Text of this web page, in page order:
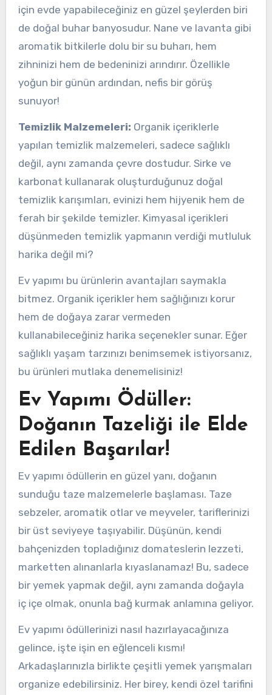
için evde yapabileceğiniz en güzel şeylerden biri
de doğal buhar banyosudur. Nane ve lavanta gibi
aromatik bitkilerle dolu bir su buharı, hem
zihninizi hem de bedeninizi arındırır. Özellikle
yoğun bir günün ardından, nefis bir görüş
sunuyor!
Temizlik Malzemeleri: Organik içeriklerle
yapılan temizlik malzemeleri, sadece sağlıklı
değil, aynı zamanda çevre dostudur. Sirke ve
karbonat kullanarak oluşturduğunuz doğal
temizlik karışımları, evinizi hem hijyenik hem de
ferah bir şekilde temizler. Kimyasal içerikleri
düşünmeden temizlik yapmanın verdiği mutluluk
harika değil mi?
Ev yapımı bu ürünlerin avantajları saymakla
bitmez. Organik içerikler hem sağlığınızı korur
hem de doğaya zarar vermeden
kullanabileceğiniz harika seçenekler sunar. Eğer
sağlıklı yaşam tarzınızı benimsemek istiyorsanız,
bu ürünleri mutlaka denemelisiniz!
Ev Yapımı Ödüller:
Doğanın Tazeliği ile Elde
Edilen Başarılar!
Ev yapımı ödüllerin en güzel yanı, doğanın
sunduğu taze malzemelerle başlaması. Taze
sebzeler, aromatik otlar ve meyveler, tariflerinizi
bir üst seviyeye taşıyabilir. Düşünün, kendi
bahçenizden topladığınız domateslerin lezzeti,
marketten alınanlarla kıyaslanamaz! Bu, sadece
bir yemek yapmak değil, aynı zamanda doğayla
iç içe olmak, onunla bağ kurmak anlamına geliyor.
Ev yapımı ödüllerinizi nasıl hazırlayacağınıza
gelince, işte işin en eğlenceli kısmı!
Arkadaşlarınızla birlikte çeşitli yemek yarışmaları
organize edebilirsiniz. Her birey, kendi özel tarifini